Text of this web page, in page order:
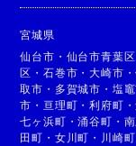
宮城県
仙台市 ・ 仙台市青葉区
区 ・石巻市 ・大崎市 ・
取市 ・ 多賀城市 ・ 塩
市 ・ 亘理町 ・利府町 ・
七ヶ浜町 ・涌谷町 ・
田町 ・ 女川町 ・ 川崎町